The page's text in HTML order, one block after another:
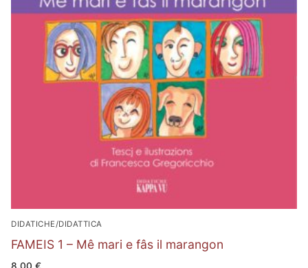
DIDATICHE/DIDATTICA
FAMEIS 1 – Mê mari e fâs il marangon